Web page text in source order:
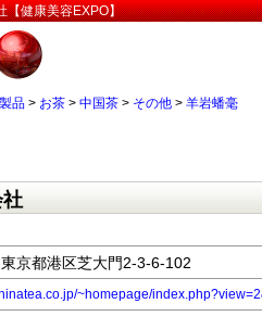
【健康美容EXPO】
製品 > お茶 > 中国茶 > その他 > 羊岩蟠毫
京都港区芝大門2-3-6-102
~homepage/